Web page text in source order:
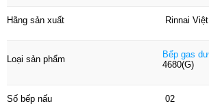
Bề mặt bếp rộng và hợp với nhũng ngôi
Mặt bếp được sơn phủ lớp Teflon không
Hãng sản xuất Rinnai
Loại sản phẩm Bếp gas
4680(G)
Số bếp nấu 02